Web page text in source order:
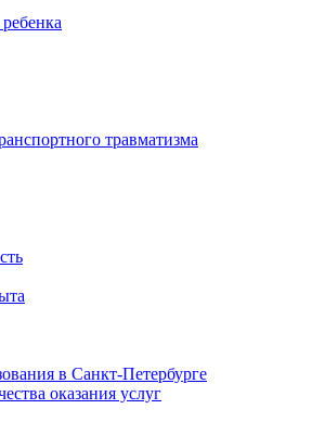
травматизма
в Санкт-Петербурге
оказания услуг